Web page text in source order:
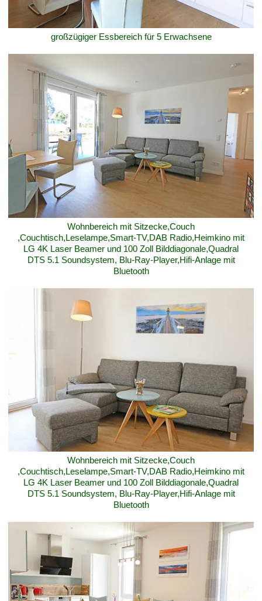
großzügiger Essbereich für 5 Erwachsene
Wohnbereich mit Sitzecke,Couch
,Couchtisch,Leselampe,Smart-TV,DAB Radio,Heimkino mit
LG 4K Laser Beamer und 100 Zoll Bilddiagonale,Quadral
DTS 5.1 Soundsystem, Blu-Ray-Player,Hifi-Anlage mit
Bluetooth
Wohnbereich mit Sitzecke,Couch
,Couchtisch,Leselampe,Smart-TV,DAB Radio,Heimkino mit
LG 4K Laser Beamer und 100 Zoll Bilddiagonale,Quadral
DTS 5.1 Soundsystem, Blu-Ray-Player,Hifi-Anlage mit
Bluetooth